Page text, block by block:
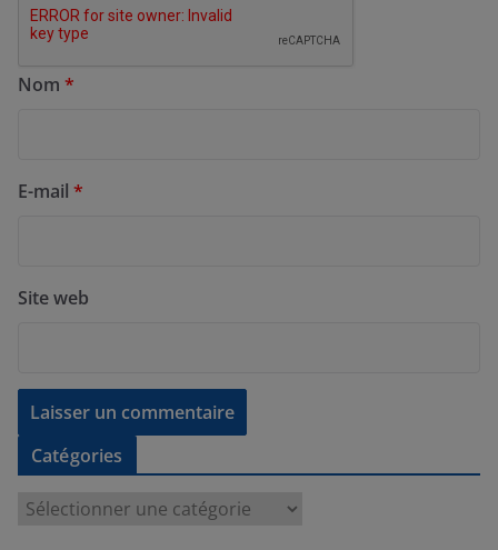
Nom *
E-mail *
Site web
Catégories